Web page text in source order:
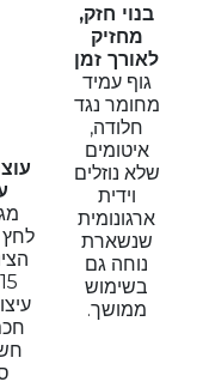
בנוי חזק,
מחזיק
לאורך זמן
גוף עמיד
מחומר נגד
חלודה,
איטומים
שלא נוזלים
וידית
ארגונומית
שנשארת
נוחה גם
בשימוש
ממושך.